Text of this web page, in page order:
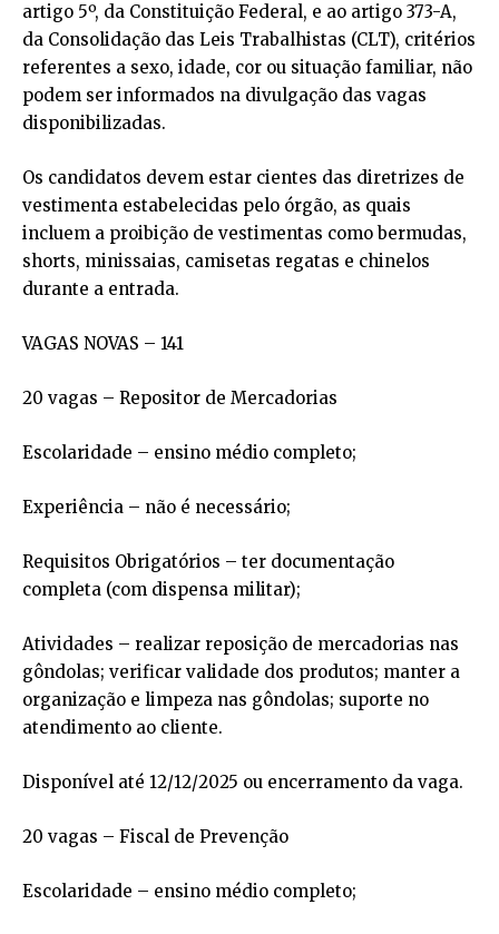
artigo 5º, da Constituição Federal, e ao artigo 373-A,
da Consolidação das Leis Trabalhistas (CLT), critérios
referentes a sexo, idade, cor ou situação familiar, não
podem ser informados na divulgação das vagas
disponibilizadas.
Os candidatos devem estar cientes das diretrizes de
vestimenta estabelecidas pelo órgão, as quais
incluem a proibição de vestimentas como bermudas,
shorts, minissaias, camisetas regatas e chinelos
durante a entrada.
VAGAS NOVAS – 141
20 vagas – Repositor de Mercadorias
Escolaridade – ensino médio completo;
Experiência – não é necessário;
Requisitos Obrigatórios – ter documentação
completa (com dispensa militar);
Atividades – realizar reposição de mercadorias nas
gôndolas; verificar validade dos produtos; manter a
organização e limpeza nas gôndolas; suporte no
atendimento ao cliente.
Disponível até 12/12/2025 ou encerramento da vaga.
20 vagas – Fiscal de Prevenção
Escolaridade – ensino médio completo;